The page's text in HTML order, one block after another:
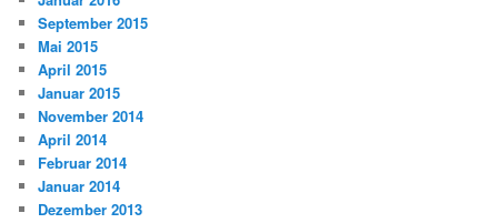
September 2015
Mai 2015
April 2015
Januar 2015
November 2014
April 2014
Februar 2014
Januar 2014
Dezember 2013